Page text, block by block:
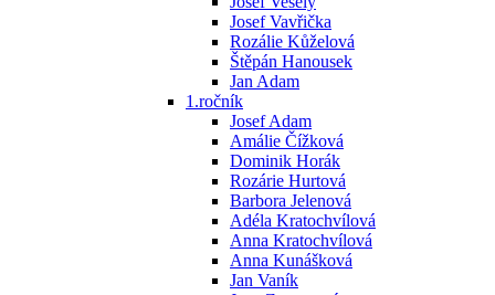
Josef Vavřička
Rozálie Kůželová
Štěpán Hanousek
Jan Adam
1.ročník
Josef Adam
Amálie Čížková
Dominik Horák
Rozárie Hurtová
Barbora Jelenová
Adéla Kratochvílová
Anna Kratochvílová
Anna Kunášková
Jan Vaník